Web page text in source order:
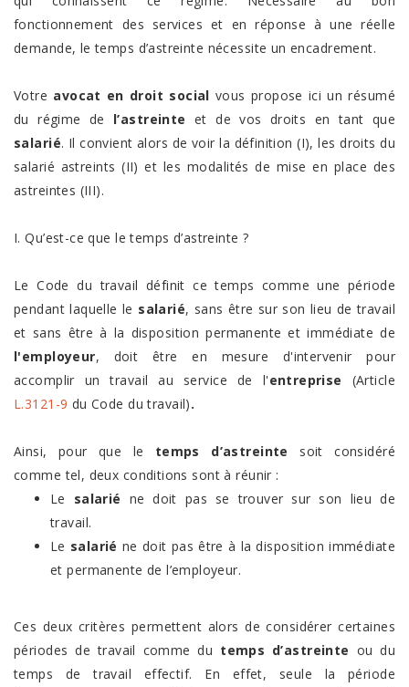
fonctionnement des services et en réponse à une réelle
demande, le temps d’astreinte nécessite un encadrement.
Votre avocat en droit social vous propose ici un résumé
du régime de l’astreinte et de vos droits en tant que
salarié. Il convient alors de voir la définition (I), les droits du
salarié astreints (II) et les modalités de mise en place des
astreintes (III).
I. Qu’est-ce que le temps d’astreinte ?
Le Code du travail définit ce temps comme une période
pendant laquelle le salarié, sans être sur son lieu de travail
et sans être à la disposition permanente et immédiate de
l'employeur, doit être en mesure d'intervenir pour
accomplir un travail au service de l'entreprise
(Article
L.3121-9 du Code du travail).
Ainsi, pour que le temps d’astreinte soit considéré
comme tel, deux conditions sont à réunir :
Le salarié ne doit pas se trouver sur son lieu de
travail.
Le salarié ne doit pas être à la disposition immédiate
et permanente de l’employeur.
Ces deux critères permettent alors de considérer certaines
périodes de travail comme du temps d’astreinte ou du
temps de travail effectif. En effet, seule la période